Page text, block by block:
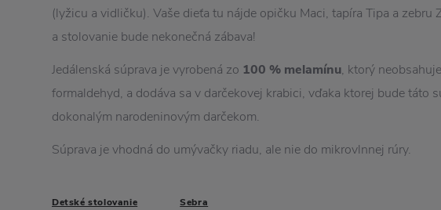
(lyžicu a vidličku). Vaše dieťa tu nájde opičku Maci, tapíra Tipa a zebru
a stolovanie bude nekonečná zábava!
Jedálenská súprava je vyrobená zo 100 % melamínu, ktorý neobsahuje
formaldehyd, a dodáva sa v darčekovej krabici, vďaka ktorej bude táto
dokonalým narodeninovým darčekom.
Súprava je vhodná do umývačky riadu, ale nie do mikrovlnnej rúry.
Detské stolovanie Sebra